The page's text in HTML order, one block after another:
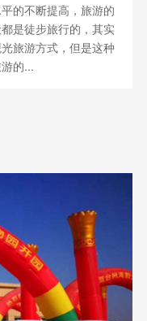
的不断提高，旅游的
是徒步旅行的，其实
旅游方式，但是这种
的...